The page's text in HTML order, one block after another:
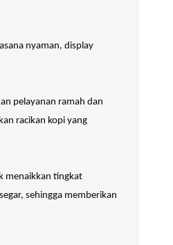
nyaman, display
pelayanan ramah dan
racikan kopi yang
menaikkan tingkat
sehingga memberikan